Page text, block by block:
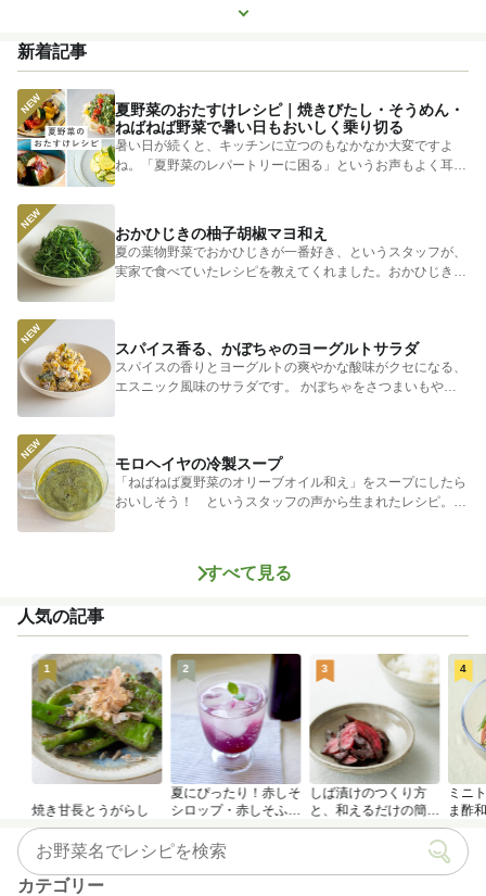
もっと見る
新着記事
夏野菜のおたすけレシピ｜焼きびたし・そうめん・
ねばねば野菜で暑い日もおいしく乗り切る
暑い日が続くと、キッチンに立つのもなかなか大変ですよ
ね。「夏野菜のレパートリーに困る」というお声もよく耳に
します。 そ...
おかひじきの柚子胡椒マヨ和え
夏の葉物野菜でおかひじきが一番好き、というスタッフが、
実家で食べていたレシピを教えてくれました。おかひじきの
スパイス香る、かぼちゃのヨーグルトサラダ
スパイスの香りとヨーグルトの爽やかな酸味がクセになる、
エスニック風味のサラダです。 かぼちゃをさつまいもやじ
モロヘイヤの冷製スープ
「ねばねば夏野菜のオリーブオイル和え」をスープにしたら
おいしそう！ というスタッフの声から生まれたレシピ。つ
すべて見る
人気の記事
1
焼き甘長とうがらし
2
夏にぴったり！赤しそ
シロップ・赤しそふり
かけのつくり方
3
しば漬けのつくり方
と、和えるだけの簡単
アレンジレシピ
4
ミニ
ま酢
カテゴリー